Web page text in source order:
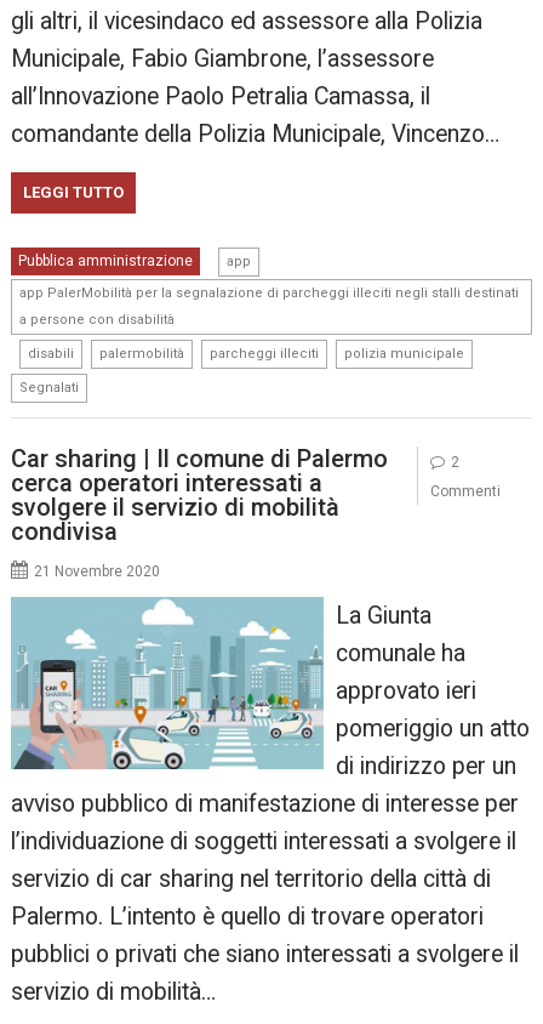
gli altri, il vicesindaco ed assessore alla Polizia
Municipale, Fabio Giambrone, l’assessore
all’Innovazione Paolo Petralia Camassa, il
comandante della Polizia Municipale, Vincenzo…
LEGGI TUTTO
Pubblica amministrazione app
app PalerMobilità per la segnalazione di parcheggi illeciti negli stalli destinati
a persone con disabilità
disabili palermobilità parcheggi illeciti polizia municipale
Segnalati
Car sharing | Il comune di Palermo
cerca operatori interessati a
svolgere il servizio di mobilità
condivisa
21 Novembre 2020
La Giunta
comunale ha
approvato ieri
pomeriggio un atto
di indirizzo per un
avviso pubblico di manifestazione di interesse per
l’individuazione di soggetti interessati a svolgere il
servizio di car sharing nel territorio della città di
Palermo. L’intento è quello di trovare operatori
pubblici o privati che siano interessati a svolgere il
servizio di mobilità…
2
Commenti